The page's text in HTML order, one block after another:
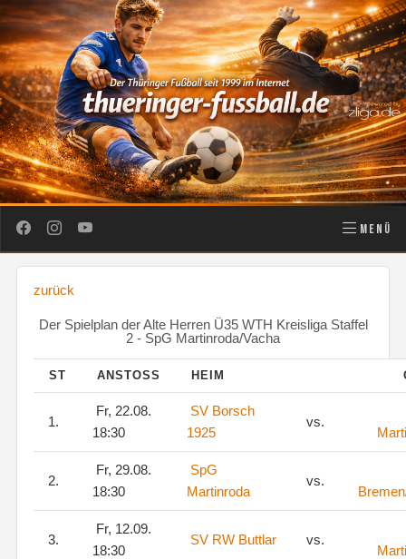
MENÜ
zurück
Der Spielplan der Alte Herren Ü35 WTH Kreisliga Staffel
2 - SpG Martinroda/Vacha
ST ANSTOSS HEIM
1.
Fr, 22.08.
18:30
SV Borsch
1925
vs.
2.
Fr, 29.08.
18:30
SpG
Martinroda
vs.
3.
Fr, 12.09.
18:30
SV RW Buttlar vs.